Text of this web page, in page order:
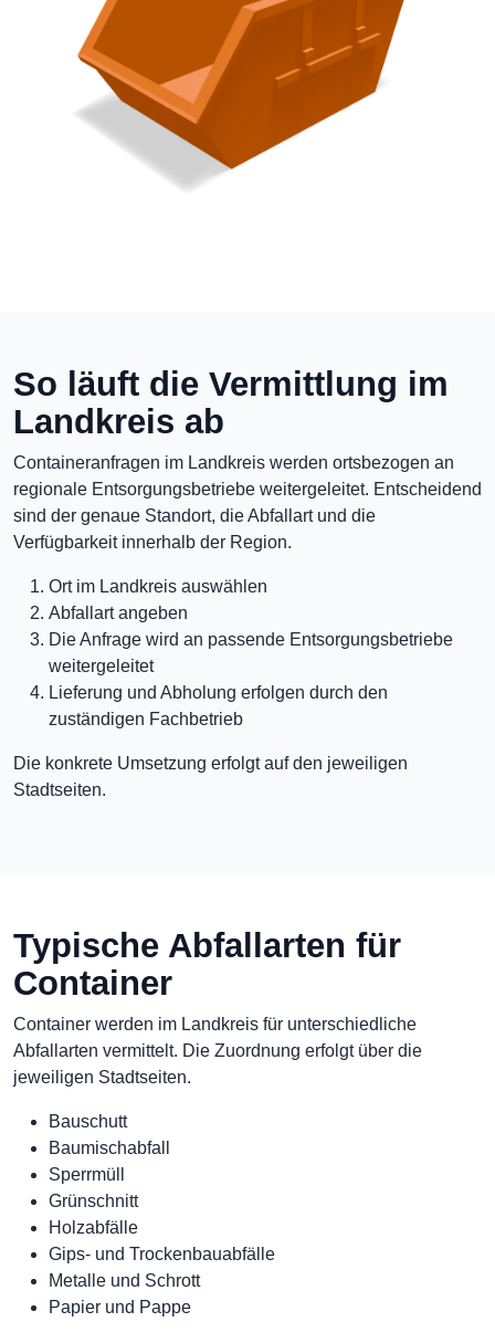
So läuft die Vermittlung im
Landkreis ab
Containeranfragen im Landkreis werden ortsbezogen an
regionale Entsorgungsbetriebe weitergeleitet. Entscheidend
sind der genaue Standort, die Abfallart und die
Verfügbarkeit innerhalb der Region.
Ort im Landkreis auswählen
Abfallart angeben
Die Anfrage wird an passende Entsorgungsbetriebe
weitergeleitet
Lieferung und Abholung erfolgen durch den
zuständigen Fachbetrieb
Die konkrete Umsetzung erfolgt auf den jeweiligen
Stadtseiten.
Typische Abfallarten für
Container
Container werden im Landkreis für unterschiedliche
Abfallarten vermittelt. Die Zuordnung erfolgt über die
jeweiligen Stadtseiten.
Bauschutt
Baumischabfall
Sperrmüll
Grünschnitt
Holzabfälle
Gips- und Trockenbauabfälle
Metalle und Schrott
Papier und Pappe